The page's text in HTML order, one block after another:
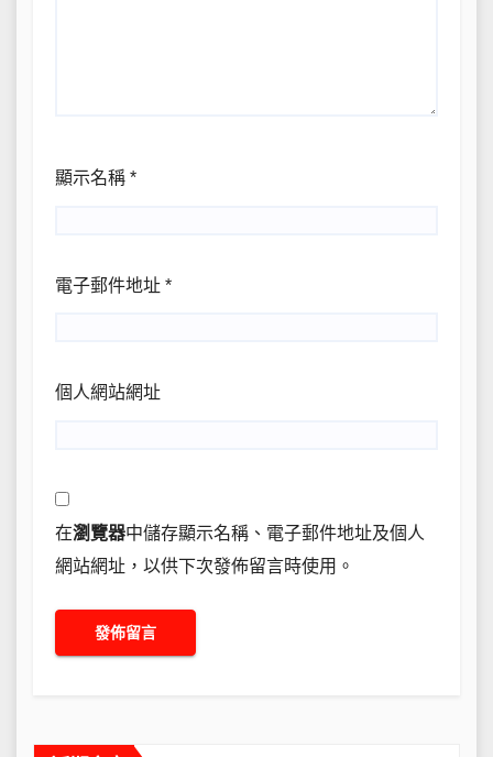
顯示名稱 *
電子郵件地址 *
個人網站網址
在瀏覽器中儲存顯示名稱、電子郵件地址及個人
網站網址，以供下次發佈留言時使用。